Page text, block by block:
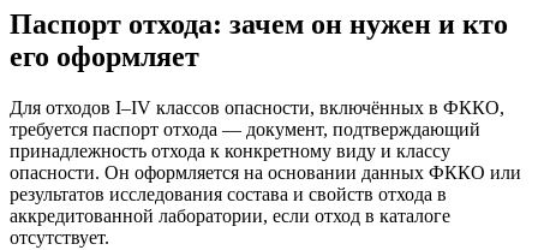
Паспорт отхода: зачем он нужен и кто
его оформляет
Для отходов I–IV классов опасности, включённых в ФККО,
требуется паспорт отхода — документ, подтверждающий
принадлежность отхода к конкретному виду и классу
опасности. Он оформляется на основании данных ФККО или
результатов исследования состава и свойств отхода в
аккредитованной лаборатории, если отход в каталоге
отсутствует.